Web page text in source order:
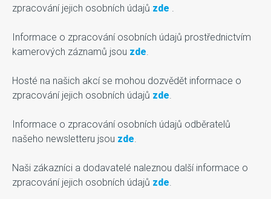
zpracování jejich osobních údajů zde .
Informace o zpracování osobních údajů prostřednictvím
kamerových záznamů jsou zde.
Hosté na našich akcí se mohou dozvědět informace o
zpracování jejich osobních údajů zde.
Informace o zpracování osobních údajů odběratelů
našeho newsletteru jsou zde.
Naši zákazníci a dodavatelé naleznou další informace o
zpracování jejich osobních údajů zde.